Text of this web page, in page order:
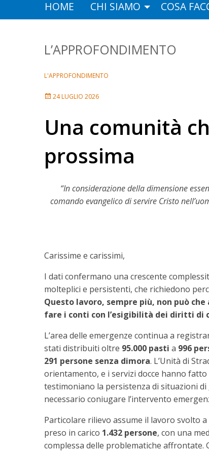
HOME CHI SIAMO COSA
L’APPROFONDIMENTO
L'APPROFONDIMENTO
24 LUGLIO 2026
Una comunità
prossima
“In considerazione della dimensione
comando evangelico di servire Cristo
Carissime e carissimi,
I dati confermano una crescente
molteplici e persistenti, che richiedono
Questo lavoro, sempre più, non può
fare i conti con l’esigibilità dei diritti di
L’area delle emergenze continua a
stati distribuiti oltre 95.000 pasti a 996
291 persone senza dimora. L’Unità di
orientamento, e i servizi docce hanno
testimoniano la persistenza di situazioni
necessario coniugare l’intervento
Particolare rilievo assume il lavoro svolto
preso in carico 1.432 persone, con una
complessa delle problematiche affrontate.